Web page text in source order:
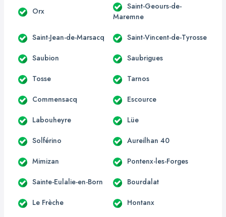
Orx
Saint-Geours-de-
Maremne
Saint-Jean-de-Marsacq Saint-Vincent-de-Tyrosse
Saubion Saubrigues
Tosse Tarnos
Commensacq Escource
Labouheyre Lüe
Solférino Aureilhan 40
Mimizan Pontenx-les-Forges
Sainte-Eulalie-en-Born Bourdalat
Le Frèche Hontanx